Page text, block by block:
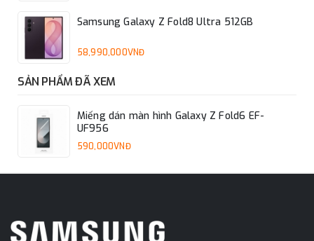
Samsung Galaxy Z Fold8 Ultra 512GB
58,990,000VNĐ
SẢN PHẨM ĐÃ XEM
Miếng dán màn hình Galaxy Z Fold6 EF-
UF956
590,000VNĐ